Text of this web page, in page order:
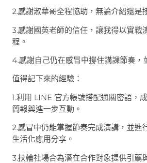
2.感謝淑華哥全程協助，無論介紹還是
3.感謝國英老師的信任，讓我得以實戰
程。
4.感謝自己仍在感冒中撐住講課節奏，
值得記下來的經驗：
1.利用 LINE 官方帳號搭配通關密語，
簡報與進一步互動。
2.感冒中仍能掌握節奏完成演講，並
生活化應用分享。
3.扶輪社場合為潛在合作對象提供引薦